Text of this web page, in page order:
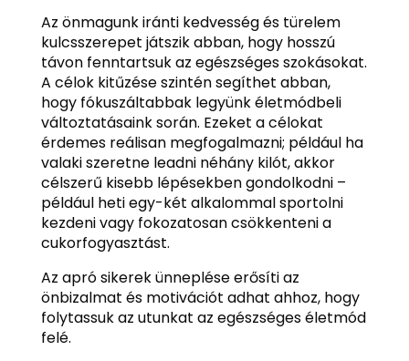
Az önmagunk iránti kedvesség és türelem
kulcsszerepet játszik abban, hogy hosszú
távon fenntartsuk az egészséges szokásokat.
A célok kitűzése szintén segíthet abban,
hogy fókuszáltabbak legyünk életmódbeli
változtatásaink során. Ezeket a célokat
érdemes reálisan megfogalmazni; például ha
valaki szeretne leadni néhány kilót, akkor
célszerű kisebb lépésekben gondolkodni –
például heti egy-két alkalommal sportolni
kezdeni vagy fokozatosan csökkenteni a
cukorfogyasztást.
Az apró sikerek ünneplése erősíti az
önbizalmat és motivációt adhat ahhoz, hogy
folytassuk az utunkat az egészséges életmód
felé.